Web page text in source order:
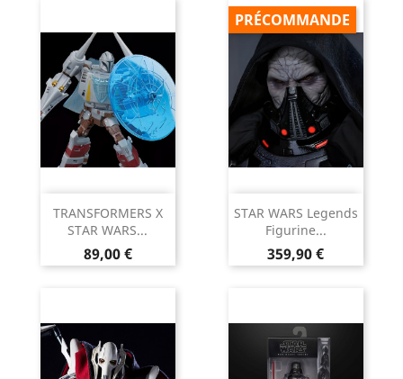
TRANSFORMERS X
STAR WARS...
Prix
89,00 €
STAR WARS Legends
Figurine...
Prix
359,90 €
PRÉCOMMANDE